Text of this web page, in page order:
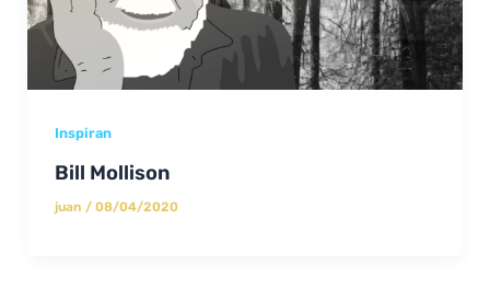
Inspiran
Bill Mollison
juan / 08/04/2020